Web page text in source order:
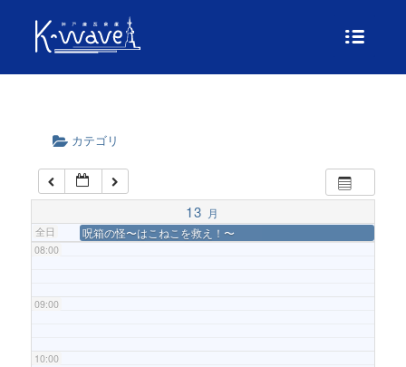
カテゴリ
13 月
全日 呪箱の怪〜はこねこを救え！〜
04:00
06:00
07:00
08:00
09:00
10:00